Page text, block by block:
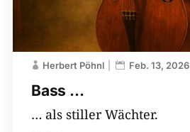
Bass …
Herbert Pöhnl Feb. 13, 2026
… als stiller Wächter.